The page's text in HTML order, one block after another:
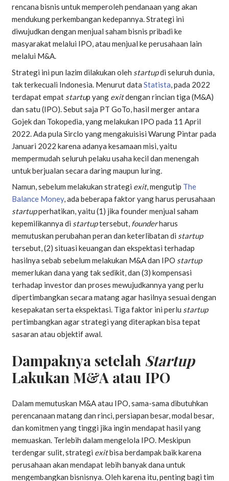
rencana bisnis untuk memperoleh pendanaan yang akan
mendukung perkembangan kedepannya. Strategi ini
diwujudkan dengan menjual saham bisnis pribadi ke
masyarakat melalui IPO, atau menjual ke perusahaan lain
melalui M&A.
Strategi ini pun lazim dilakukan oleh startupdi seluruh dunia,
tak terkecuali Indonesia. Menurut data Statista, pada 2022
terdapat empatstartup yang exitdengan rincian tiga (M&A)
dan satu (IPO). Sebut saja PT GoTo, hasil merger antara
Gojek dan Tokopedia, yang melakukan IPO pada 11 April
2022. Ada pula Sirclo yang mengakuisisi Warung Pintar pada
Januari 2022 karena adanya kesamaan misi, yaitu
mempermudah seluruh pelaku usaha kecil dan menengah
untuk berjualan secara daring maupun luring.
Namun, sebelum melakukan strategi exit, mengutip The
Balance Money, ada beberapa faktor yang harus perusahaan
startupperhatikan, yaitu (1) jika founder menjual saham
kepemilikannya di startuptersebut, founderharus
memutuskan perubahan peran dan keterlibatan di startup
tersebut, (2) situasi keuangan dan ekspektasi terhadap
hasilnya sebab sebelum melakukan M&A dan IPO startup
memerlukan dana yang tak sedikit, dan (3) kompensasi
terhadap investor dan proses mewujudkannya yang perlu
dipertimbangkan secara matang agar hasilnya sesuai dengan
kesepakatan serta ekspektasi. Tiga faktor ini perlu startup
pertimbangkan agar strategi yang diterapkan bisa tepat
sasaran atau objektif awal.
Dampaknya setelah Startup
Lakukan M&A atau IPO
Dalam memutuskan M&A atau IPO, sama-sama dibutuhkan
perencanaan matang dan rinci, persiapan besar, modal besar,
dan komitmen yang tinggi jika ingin mendapat hasil yang
memuaskan. Terlebih dalam mengelola IPO. Meskipun
terdengar sulit, strategi exitbisa berdampak baik karena
perusahaan akan mendapat lebih banyak dana untuk
mengembangkan bisnisnya. Oleh karena itu, penting bagi tim